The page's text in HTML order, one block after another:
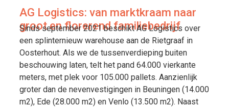
AG Logistics: van marktkraam naar
groot en florerend familiebedrijf
Sinds september 2021 beschikt AG Logistics over
een splinternieuw warehouse aan de Rietgraaf in
Oosterhout. Als we de tussenverdieping buiten
beschouwing laten, telt het pand 64.000 vierkante
meters, met plek voor 105.000 pallets. Aanzienlijk
groter dan de nevenvestigingen in Beuningen (14.000
m2), Ede (28.000 m2) en Venlo (13.500 m2). Naast